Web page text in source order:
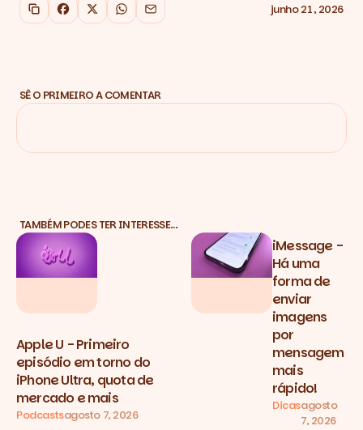
Copiar link
Facebook
X WhatsApp
Email junho 21, 2026
SÊ O PRIMEIRO A COMENTAR
TAMBÉM PODES TER INTERESSE…
Apple U - Primeiro
episódio em torno do
iPhone Ultra, quota de
mercado e mais
Podcastsagosto 7, 2026
iMessage -
Há uma
forma de
enviar
imagens
por
mensagem
mais
rápido!
Dicasagosto
7, 2026